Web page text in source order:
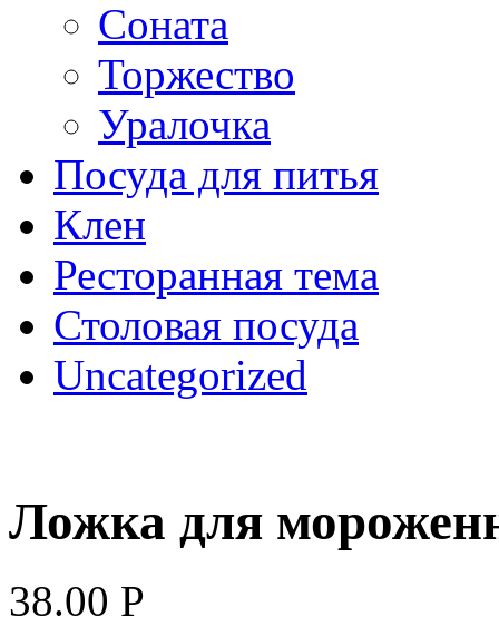
Соната
Торжество
Уралочка
Посуда для питья
Клен
Ресторанная тема
Столовая посуда
Uncategorized
Ложка для
38.00 Р